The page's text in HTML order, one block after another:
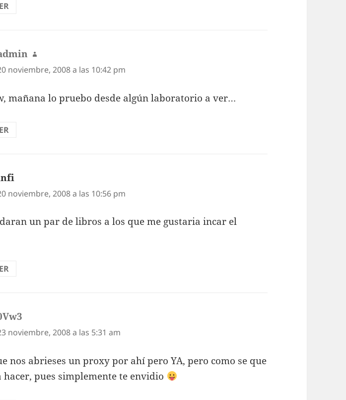
dice:
noviembre, 2008 a las 10:42 pm
mañana lo pruebo desde algún laboratorio a ver…
noviembre, 2008 a las 10:56 pm
un par de libros a los que me gustaria incar el
noviembre, 2008 a las 5:31 am
nos abrieses un proxy por ahí pero YA, pero como se que
hacer, pues simplemente te envidio